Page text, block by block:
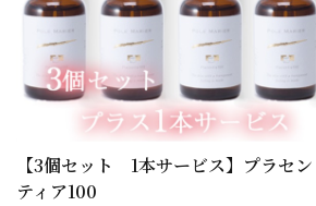
【3個セット 1本サービス】プラセン
ティア100